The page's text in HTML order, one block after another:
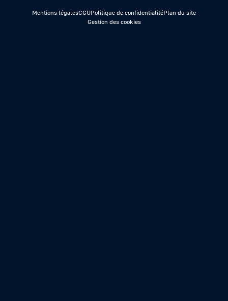
Mentions légalesCGUPolitique de confidentialitéPlan du site
Gestion des cookies